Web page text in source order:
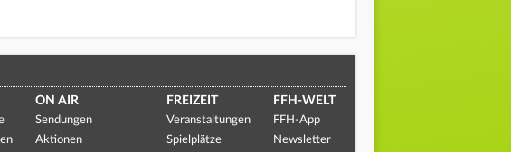
ON AIR
Sendungen
Aktionen
FREIZEIT
Veranstaltungen
Spielplätze
FFH-WELT
FFH-App
Newsletter